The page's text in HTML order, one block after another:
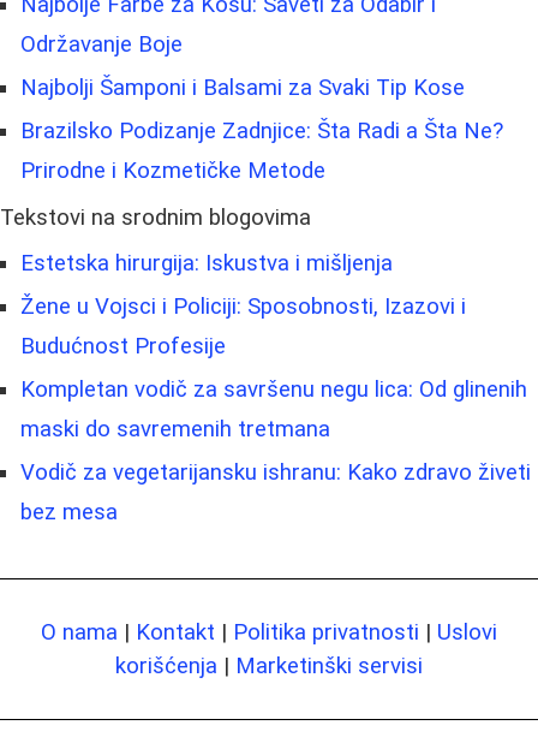
Održavanje Boje
Najbolji Šamponi i Balsami za Svaki Tip Kose
Brazilsko Podizanje Zadnjice: Šta Radi a Šta Ne?
Prirodne i Kozmetičke Metode
Tekstovi na srodnim blogovima
Estetska hirurgija: Iskustva i mišljenja
Žene u Vojsci i Policiji: Sposobnosti, Izazovi i
Budućnost Profesije
Kompletan vodič za savršenu negu lica: Od glinenih
maski do savremenih tretmana
Vodič za vegetarijansku ishranu: Kako zdravo živeti
bez mesa
O nama | Kontakt | Politika privatnosti | Uslovi
korišćenja | Marketinški servisi